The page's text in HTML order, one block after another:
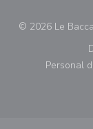
© 2026 Le
Personal